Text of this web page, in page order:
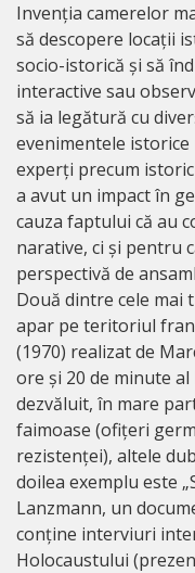
Invenția camerelor
să descopere locații
socio-istorică și să
interactive sau
să ia legătură cu
evenimentele istorice
experți precum
a avut un impact în
cauza faptului că au
narative, ci și pentru
perspectivă de
Două dintre cele mai
apar pe teritoriul
(1970) realizat de
ore și 20 de minute
dezvăluit, în mare
faimoase (ofițeri
rezistenței), altele
doilea exemplu este
Lanzmann, un
conține interviuri
Holocaustului